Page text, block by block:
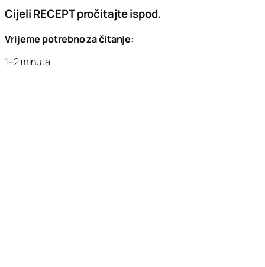
Cijeli RECEPT pročitajte ispod.
Vrijeme potrebno za čitanje:
1–2 minuta